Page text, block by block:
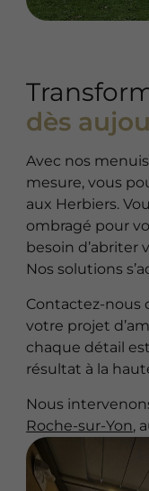
dès
Avec nos
mesure, vous
aux Herbiers.
ombragé pour
besoin d’abriter
Nos solutions
Contactez-nous
votre projet
chaque détail
résultat à la
Nous
Roche-sur-Yon,